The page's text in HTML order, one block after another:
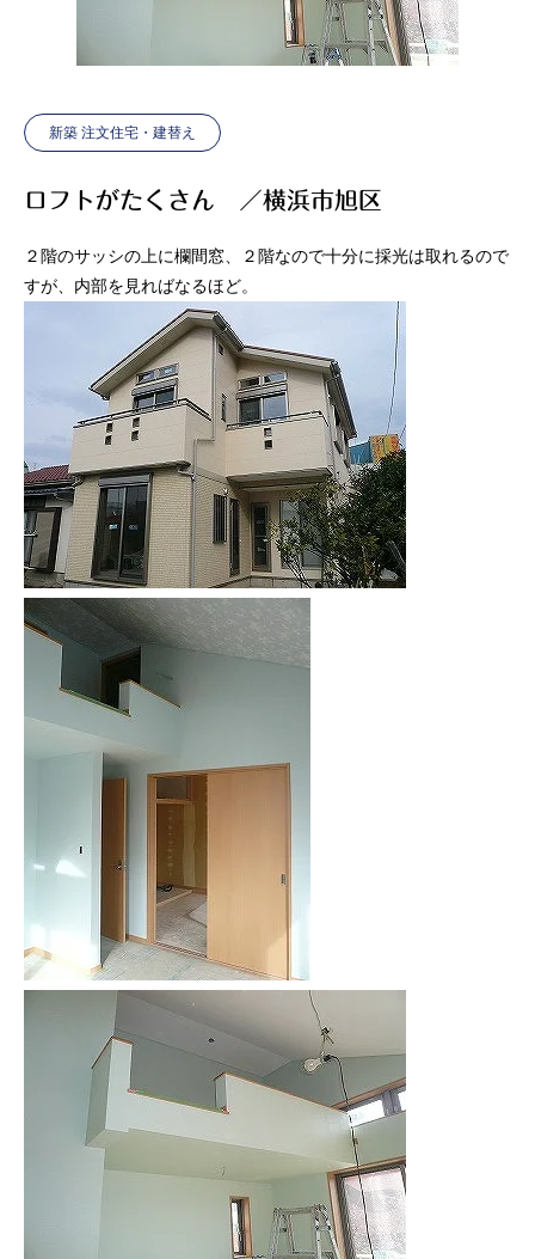
新築 注文住宅・建替え
ロフトがたくさん ／横浜市旭区
２階のサッシの上に欄間窓、２階なので十分に採光は取れるので
すが、内部を見ればなるほど。